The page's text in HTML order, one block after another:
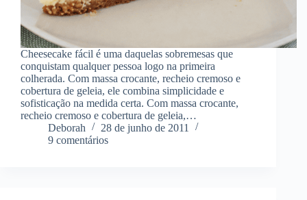
Cheesecake fácil é uma daquelas sobremesas que
conquistam qualquer pessoa logo na primeira
colherada. Com massa crocante, recheio cremoso e
cobertura de geleia, ele combina simplicidade e
sofisticação na medida certa. Com massa crocante,
recheio cremoso e cobertura de geleia,…
Deborah
28 de junho de 2011
9 comentários